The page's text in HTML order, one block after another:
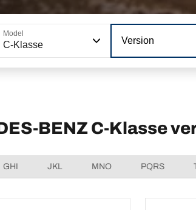
Model
C-Klasse Version
BENZ C-Klasse
GHI JKL MNO PQRS